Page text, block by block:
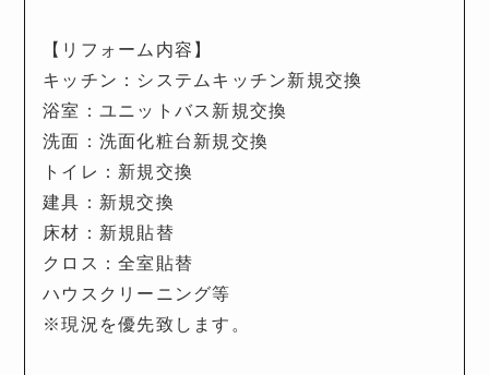
【リフォーム内容】
キッチン：システムキッチン新規交換
浴室：ユニットバス新規交換
洗面：洗面化粧台新規交換
トイレ：新規交換
建具：新規交換
床材：新規貼替
クロス：全室貼替
ハウスクリーニング等
※現況を優先致します。